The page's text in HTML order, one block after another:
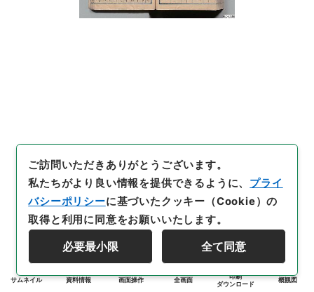
サムネイル 資料情報 画面操作 全画面
印刷
ダウンロード
概観図
ご訪問いただきありがとうございます。
私たちがより良い情報を提供できるように、 プライ
バシーポリシーに基づいたクッキー（Cookie）の
取得と利用に同意をお願いいたします。
必要最小限 全て同意